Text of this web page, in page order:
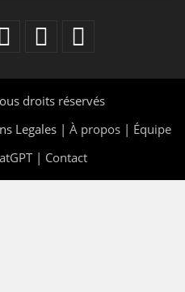
droits réservés
Legales | À propos | Équipe
| Contact